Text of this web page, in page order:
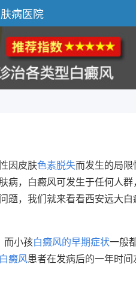
病医院
因皮肤色素脱失而发生的局
病，白癜风可发生于任何人
题，我们就来看看西安远大
而小孩白癜风的早期症状一般
癜风患者在发病后的一年时